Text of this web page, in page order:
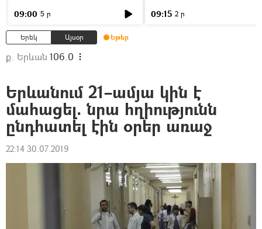
09:00 5 ր 09:15 2 ր
Երեկ Այսօր Եթեր
ք. Երևան 106.0
Երևանում 21–ամյա կին է
մահացել. նրա հղիությունն
ընդհատել էին օրեր առաջ
22:14 30.07.2019